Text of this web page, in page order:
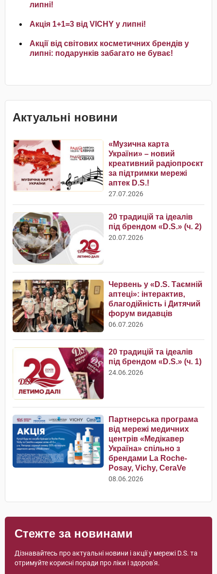
липні!
Акція 1+1=3 від VICHY у липні!
Акції від світових косметичних брендів у
липні: подарунків забагато не буває!
Актуальні новини
«Музична карта
України» – новий
креативний радіопроєкт
за підтримки мережі
аптек D.S.!
27.07.2026
20 традицій та ідеалів
під брендом «D.S.» (ч. 2)
20.07.2026
Червень у «D.S. Таємній
аптеці»: інтерактив,
благодійність і Дитячий
форум видавців
06.07.2026
20 традицій та ідеалів
під брендом «D.S.» (ч. 1)
24.06.2026
Партнерська програма
від мережі медичних
центрів «Медікавер
Україна» спільно з
брендами La Roche-
Posay, Vichy, CeraVe
08.06.2026
Стежте за новинами
Дізнавайтесь про актуальні новини і акції у мережі D.S. та
отримуйте корисні поради про ліки і здоров'я.